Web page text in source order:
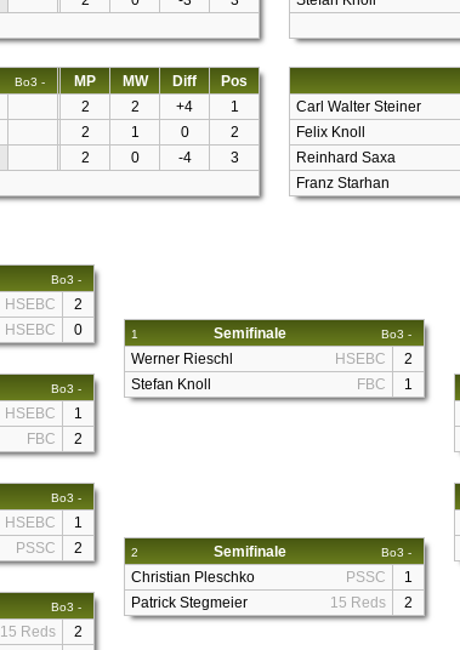
Bo3 - MP MW Diff
Pos
2 2 +4
1
2 1 0
2
2 0 -4 3
Carl Walter Steiner
Felix Knoll
Reinhard Saxa
Franz Starhan
Bo3 -
HSEBC
2
HSEBC 0
Bo3 -
HSEBC
1
FBC 2
Bo3 -
HSEBC
1
PSSC 2
Bo3 -
15 Reds
2
1 Semifinale Bo3 -
Werner Rieschl HSEBC
2
Stefan Knoll
FBC 1
2 Semifinale Bo3 -
Christian Pleschko PSSC
1
Patrick Stegmeier
15 Reds 2